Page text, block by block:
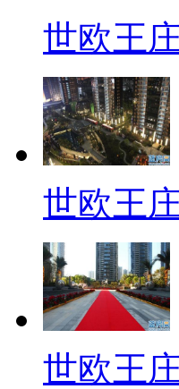
世欧王
世欧王
世欧王